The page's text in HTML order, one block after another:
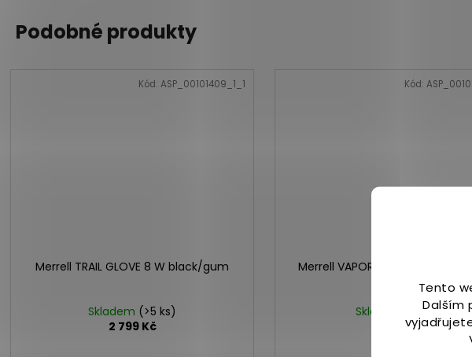
Tento
Dalším
Podobné produkty
Merrell TRAIL GLOVE 8 W black/gum
Skladem (>5 ks)
2 799 Kč
Kód: ASP_00101409_1_1
Merrell VAPOR GLOVE 7 LTR W
Skladem
(3 ks)
2 899 Kč
Kód: